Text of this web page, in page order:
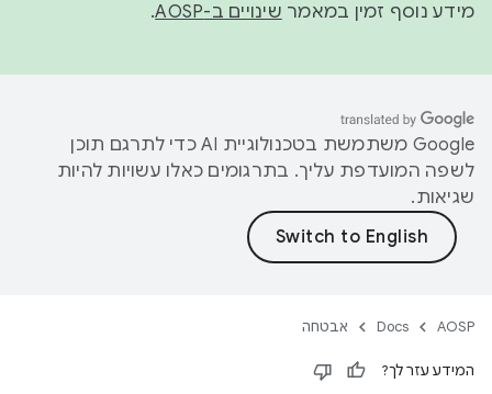
מידע נוסף זמין במאמר שינויים ב-AOSP .
‫Google משתמשת בטכנולוגיית AI כדי לתרגם תוכן
לשפה המועדפת עליך. בתרגומים כאלו עשויות להיות
שגיאות.
AOSP
Docs אבטחה
המידע עזר לך?